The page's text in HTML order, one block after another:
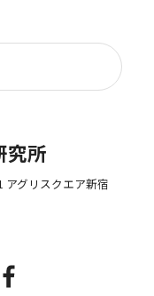
究所
アグリスクエア新宿